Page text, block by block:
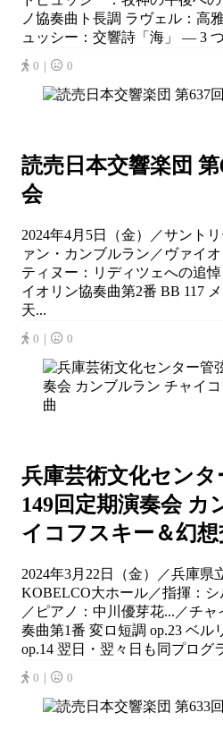
ノ協奏曲ト長調 ラヴェル：高
ュッシー：交響詩「海」 ― 3
0｜ 0
読売日本交響楽団
会
2024年4月5日（金）／サント
ァン・カンブルラン／ヴァイ
ティヌー：リディツェへの追
イオリン協奏曲第2番 BB 117
天...
0｜ 0
兵庫芸術文化センタ
149回定期演奏会 カ
イコフスキー＆幻想
2024年3月22日（金）／兵庫県
KOBELCO大ホール／指揮：
／ピアノ：中川優芽花...／チ
奏曲第1番 変ロ短調 op.23 ベル
op.14 翌日・翌々日も同プログ
0｜ 0